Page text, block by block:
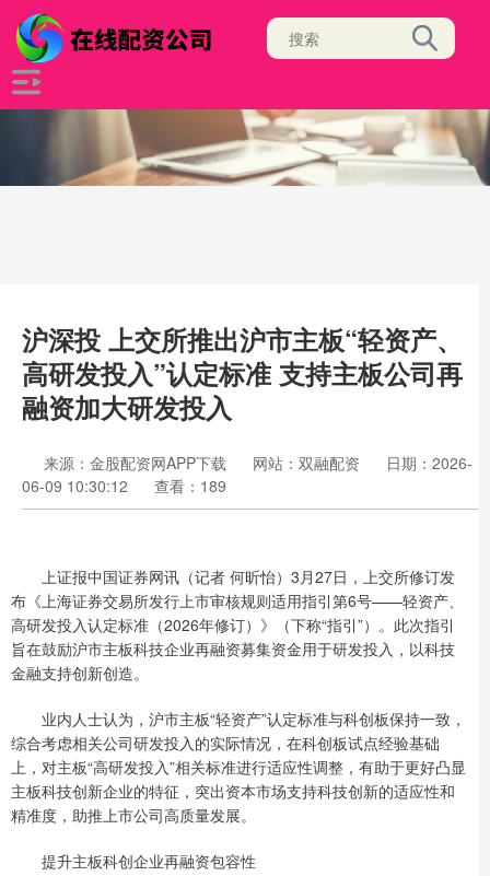
沪深投 上交所推出沪市主板“轻资产、
高研发投入”认定标准 支持主板公司再
融资加大研发投入
来源：金股配资网APP下载 网站：双融配资
日期：2026-
06-09 10:30:12
查看：189
上证报中国证券网讯（记者 何昕怡）3月27日，上交所修订发
布《上海证券交易所发行上市审核规则适用指引第6号——轻资产、
高研发投入认定标准（2026年修订）》（下称“指引”）。此次指引
旨在鼓励沪市主板科技企业再融资募集资金用于研发投入，以科技
金融支持创新创造。
业内人士认为，沪市主板“轻资产”认定标准与科创板保持一致，
综合考虑相关公司研发投入的实际情况，在科创板试点经验基础
上，对主板“高研发投入”相关标准进行适应性调整，有助于更好凸显
主板科技创新企业的特征，突出资本市场支持科技创新的适应性和
精准度，助推上市公司高质量发展。
提升主板科创企业再融资包容性